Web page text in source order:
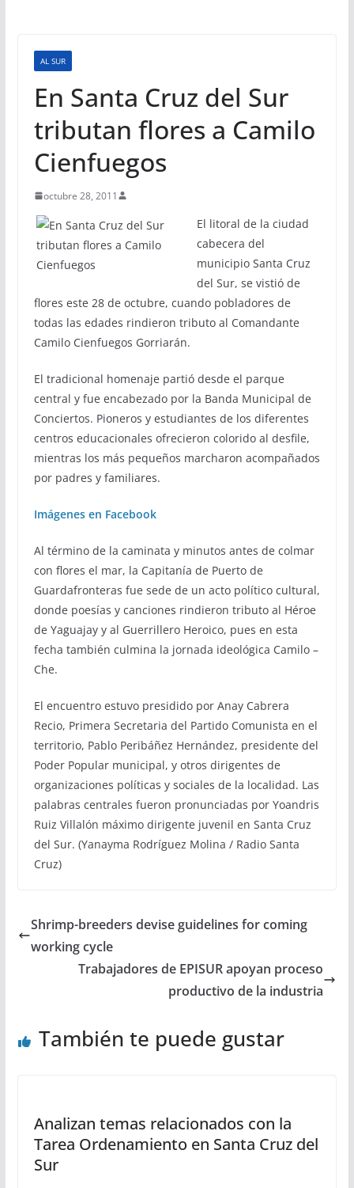
AL SUR
En Santa Cruz del Sur
tributan flores a Camilo
Cienfuegos
octubre 28, 2011
El litoral de la ciudad
cabecera del
municipio Santa Cruz
del Sur, se vistió de
flores este 28 de octubre, cuando pobladores de
todas las edades rindieron tributo al Comandante
Camilo Cienfuegos Gorriarán.
El tradicional homenaje partió desde el parque
central y fue encabezado por la Banda Municipal de
Conciertos. Pioneros y estudiantes de los diferentes
centros educacionales ofrecieron colorido al desfile,
mientras los más pequeños marcharon acompañados
por padres y familiares.
Imágenes en Facebook
Al término de la caminata y minutos antes de colmar
con flores el mar, la Capitanía de Puerto de
Guardafronteras fue sede de un acto político cultural,
donde poesías y canciones rindieron tributo al Héroe
de Yaguajay y al Guerrillero Heroico, pues en esta
fecha también culmina la jornada ideológica Camilo –
Che.
El encuentro estuvo presidido por Anay Cabrera
Recio, Primera Secretaria del Partido Comunista en el
territorio, Pablo Peribáñez Hernández, presidente del
Poder Popular municipal, y otros dirigentes de
organizaciones políticas y sociales de la localidad. Las
palabras centrales fueron pronunciadas por Yoandris
Ruiz Villalón máximo dirigente juvenil en Santa Cruz
del Sur. (Yanayma Rodríguez Molina / Radio Santa
Cruz)
Shrimp-breeders devise guidelines for coming
working cycle
Trabajadores de EPISUR apoyan proceso
productivo de la industria
También te puede gustar
Analizan temas relacionados con la
Tarea Ordenamiento en Santa Cruz del
Sur